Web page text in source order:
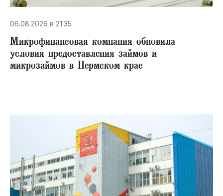
06.08.2026 в 21:35
Микрофинансовая компания обновила
условия предоставления займов и
микрозаймов в Пермском крае